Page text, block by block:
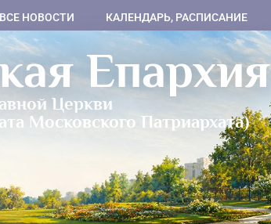
ВСЕ НОВОСТИ КАЛЕНДАРЬ, РАСПИСАНИЕ
Епархия
Церкви
Московского Патриархата)